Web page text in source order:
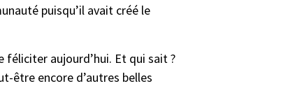
puisqu’il avait créé le
féliciter aujourd’hui. Et qui sait ?
être encore d’autres belles